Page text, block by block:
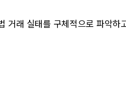
거래 실태를 구체적으로 파악하